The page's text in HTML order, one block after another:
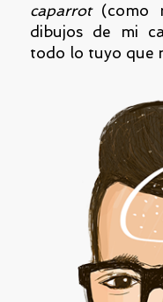
caparrot(como
dibujos de mi
todo lo tuyo que